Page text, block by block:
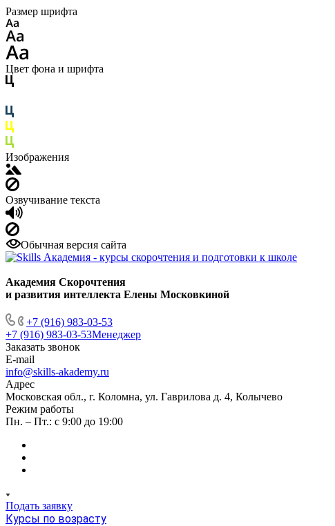
Размер шрифта
Цвет фона и шрифта
Изображения
Озвучивание текста
Обычная версия сайта
Академия Скорочтения
и развития интеллекта Елены Московкиной
+7 (916) 983-03-53
+7 (916) 983-03-53Менеджер
Заказать звонок
E-mail
info@skills-akademy.ru
Адрес
Московская обл., г. Коломна, ул. Гаврилова д. 4, Колычево
Режим работы
Пн. – Пт.: с 9:00 до 19:00
Подать заявку
Курсы по возрасту